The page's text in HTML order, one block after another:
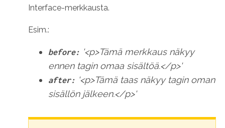
Interface-merkkausta.
Esim.:
before: '<p>Tämä merkkaus näkyy
ennen tagin omaa sisältöä.</p>'
after: '<p>Tämä taas näkyy tagin oman
sisällön jälkeen.</p>'